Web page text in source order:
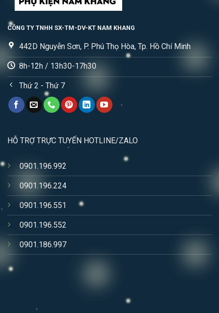
CÔNG TY TNHH SX-TM-DV-KT NAM KHANG
442D Nguyễn Sơn, P. Phú Thọ Hòa, Tp. Hồ Chí Minh
8h-12h / 13h30-17h30
Thứ 2 - Thứ 7
HỖ TRỢ TRỰC TUYẾN HOTLINE/ZALO
0901.196.992
0901.196.224
0901.196.551
0901.196.552
0901.186.997